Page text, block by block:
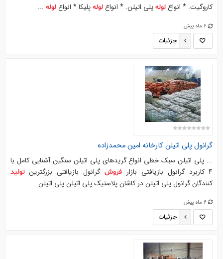
کاروگیت. * انواع لولهپلی اتیلن. * انواع لولهپلیکا * انواع لوله...
6 ماه پیش
جزئیات
گرانول پلی اتیلن کارخانه امین محمدزاده
... پلی اتیلن سبک خطی انواع گریدهای پلی اتیلن سنگین آشنایی کامل با
4 کاربرد گرانول بازیافتی بازار
فروشگرانول بازیافتی بزرگترینتولید
کنندگان گرانول پلی اتیلن در کاشان پلاستیک پلی اتیلن پلی اتیلن ...
6 ماه پیش
جزئیات